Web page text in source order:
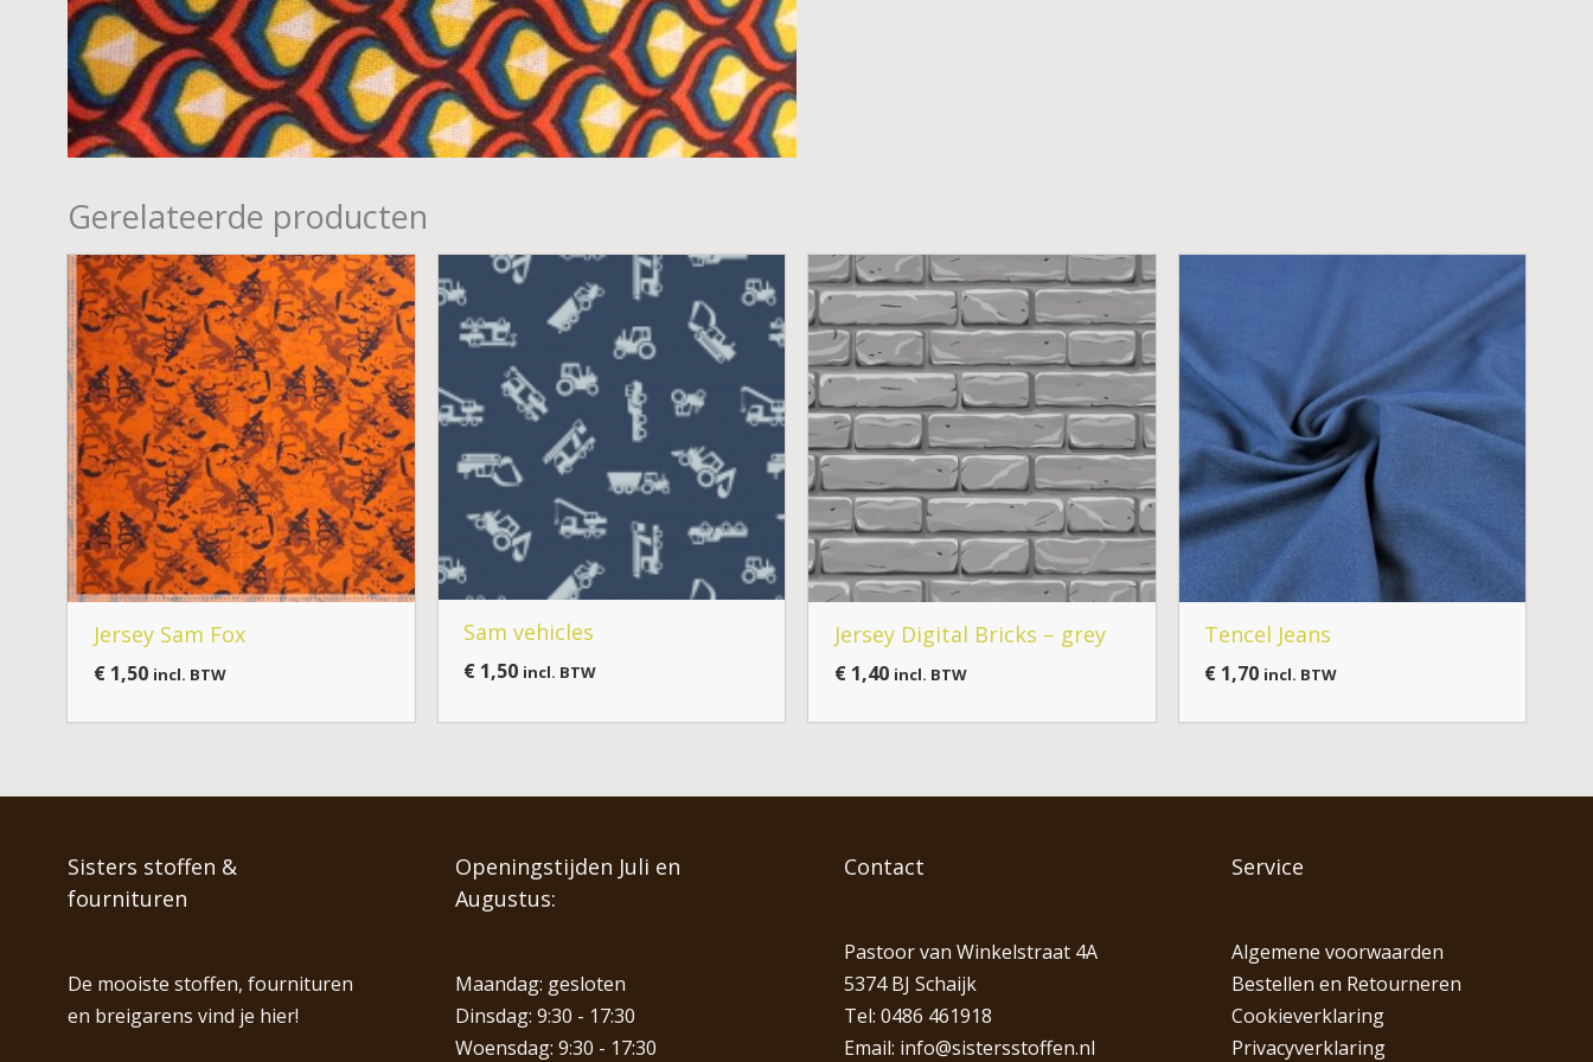
Gerelateerde producten
Jersey Sam Fox
€1,50 incl. BTW
Sam vehicles
€ 1,50 incl. BTW
Jersey Digital Bricks – grey
€1,40 incl. BTW
Tencel Jeans
€ 1,70 incl. BTW
Sisters stoffen &
fournituren
De mooiste stoffen, fournituren
en breigarens vind je hier!
Openingstijden Juli en
Augustus:
Maandag: gesloten
Dinsdag: 9:30 - 17:30
Woensdag: 9:30 - 17:30
Contact
Pastoor van Winkelstraat 4A
5374 BJ Schaijk
Tel: 0486 461918
Email: info@sistersstoffen.nl
Service
Algemene voorwaarden
Bestellen en Retourneren
Cookieverklaring
Privacyverklaring